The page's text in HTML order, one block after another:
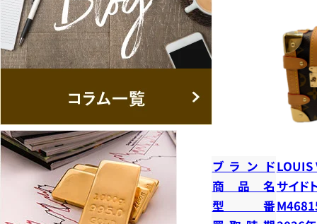
ブランドLOUIS
商品名 サイド
型番